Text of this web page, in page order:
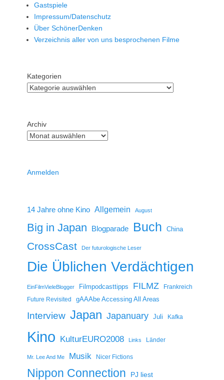
Gastspiele
Impressum/Datenschutz
Über SchönerDenken
Verzeichnis aller von uns besprochenen Filme
Kategorien
Archiv
Anmelden
14 Jahre ohne Kino Allgemein August
Big in Japan Blogparade Buch China
CrossCast Der futurologische Leser
Die Üblichen Verdächtigen
EinFilmVieleBlogger Filmpodcasttipps FILMZ
Frankreich
Future Revisited
gAAAbe Accessing All Areas
Interview Japan Japanuary Juli Kafka
Kino KulturEURO2008 Links Länder
Mr. Lee And Me Musik Nicer Fictions
Nippon Connection PJ liest